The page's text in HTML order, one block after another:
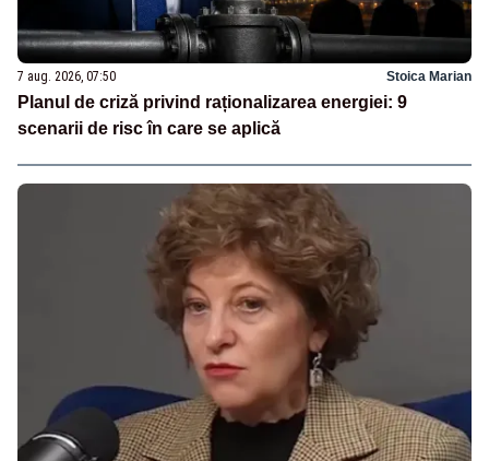
7 aug. 2026, 07:50 Stoica Marian
Planul de criză privind raționalizarea energiei: 9
scenarii de risc în care se aplică